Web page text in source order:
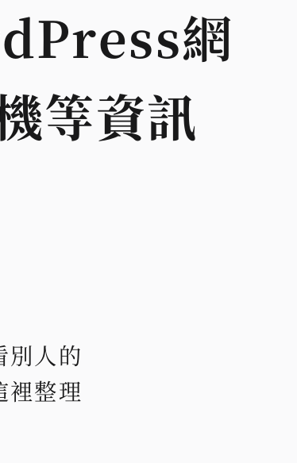
網
等資訊
別人的
裡整理